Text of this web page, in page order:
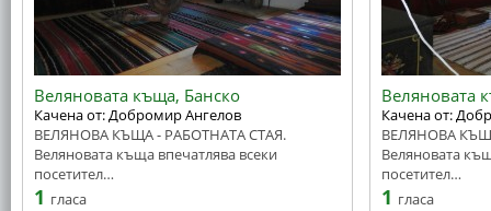
Веляновата къща, Банско
Качена от: Добромир Ангелов
ВЕЛЯНОВА КЪЩА - РАБОТНАТА СТАЯ.
Веляновата къща впечатлява всеки
посетител…
1 гласа
Веляновата
Качена от:
ВЕЛЯНОВА
Веляновата
посетител…
1 гласа